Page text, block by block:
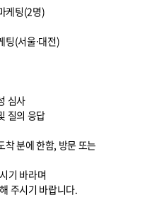
케팅(2명)
팅(서울⋅대전)
심사
질의 응답
분에 한함, 방문 또는
기 바라며
주시기 바랍니다.